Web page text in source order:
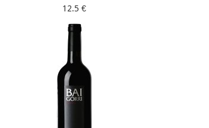
12.5 €